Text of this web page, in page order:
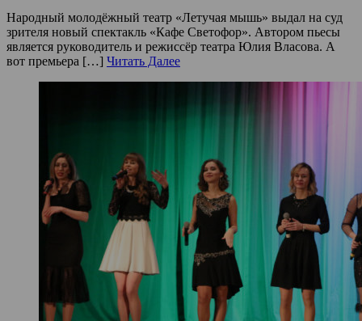
Народный молодёжный театр «Летучая мышь» выдал на суд
зрителя новый спектакль «Кафе Светофор». Автором пьесы
является руководитель и режиссёр театра Юлия Власова. А
вот премьера […] Читать Далее